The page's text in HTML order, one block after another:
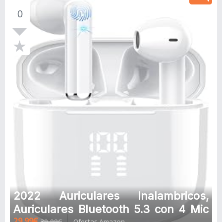
Regalo Mujer Hombre Android iOS
0
2022 Auriculares Inalambricos,
Auriculares Bluetooth 5.3 con 4 Mic